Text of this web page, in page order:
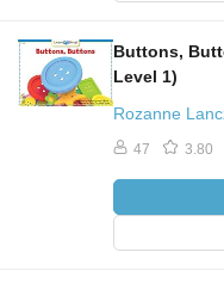
Buttons,
Level 1)
Rozanne
47 3.80